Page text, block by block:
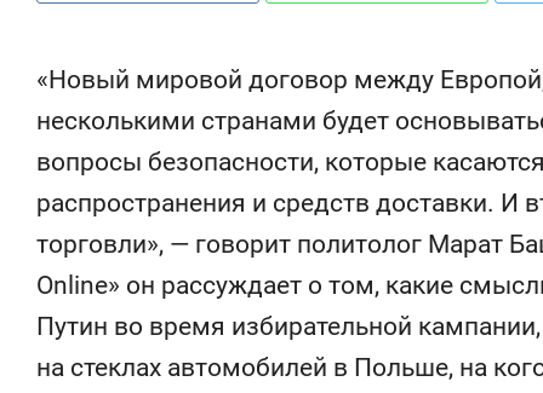
«Новый мировой договор между
несколькими странами будет
вопросы безопасности, которые
распространения и средств доставки. И
торговли», — говорит политолог Марат
Online» он рассуждает о том, какие
Путин во время избирательной
на стеклах автомобилей в Польше, на
150 камер до квартиры и Face
ID вместо ключа: какой будет
безопасность в ЖК «Нова»
с